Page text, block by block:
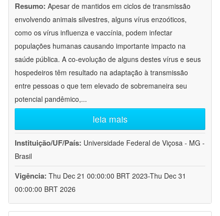
Resumo: Apesar de mantidos em ciclos de transmissão
envolvendo animais silvestres, alguns vírus enzoóticos,
como os vírus influenza e vaccínia, podem infectar
populações humanas causando importante impacto na
saúde pública. A co-evolução de alguns destes vírus e seus
hospedeiros têm resultado na adaptação à transmissão
entre pessoas o que tem elevado de sobremaneira seu
potencial pandêmico,...
leia mais
Instituição/UF/País: Universidade Federal de Viçosa - MG -
Brasil
Vigência: Thu Dec 21 00:00:00 BRT 2023-Thu Dec 31
00:00:00 BRT 2026